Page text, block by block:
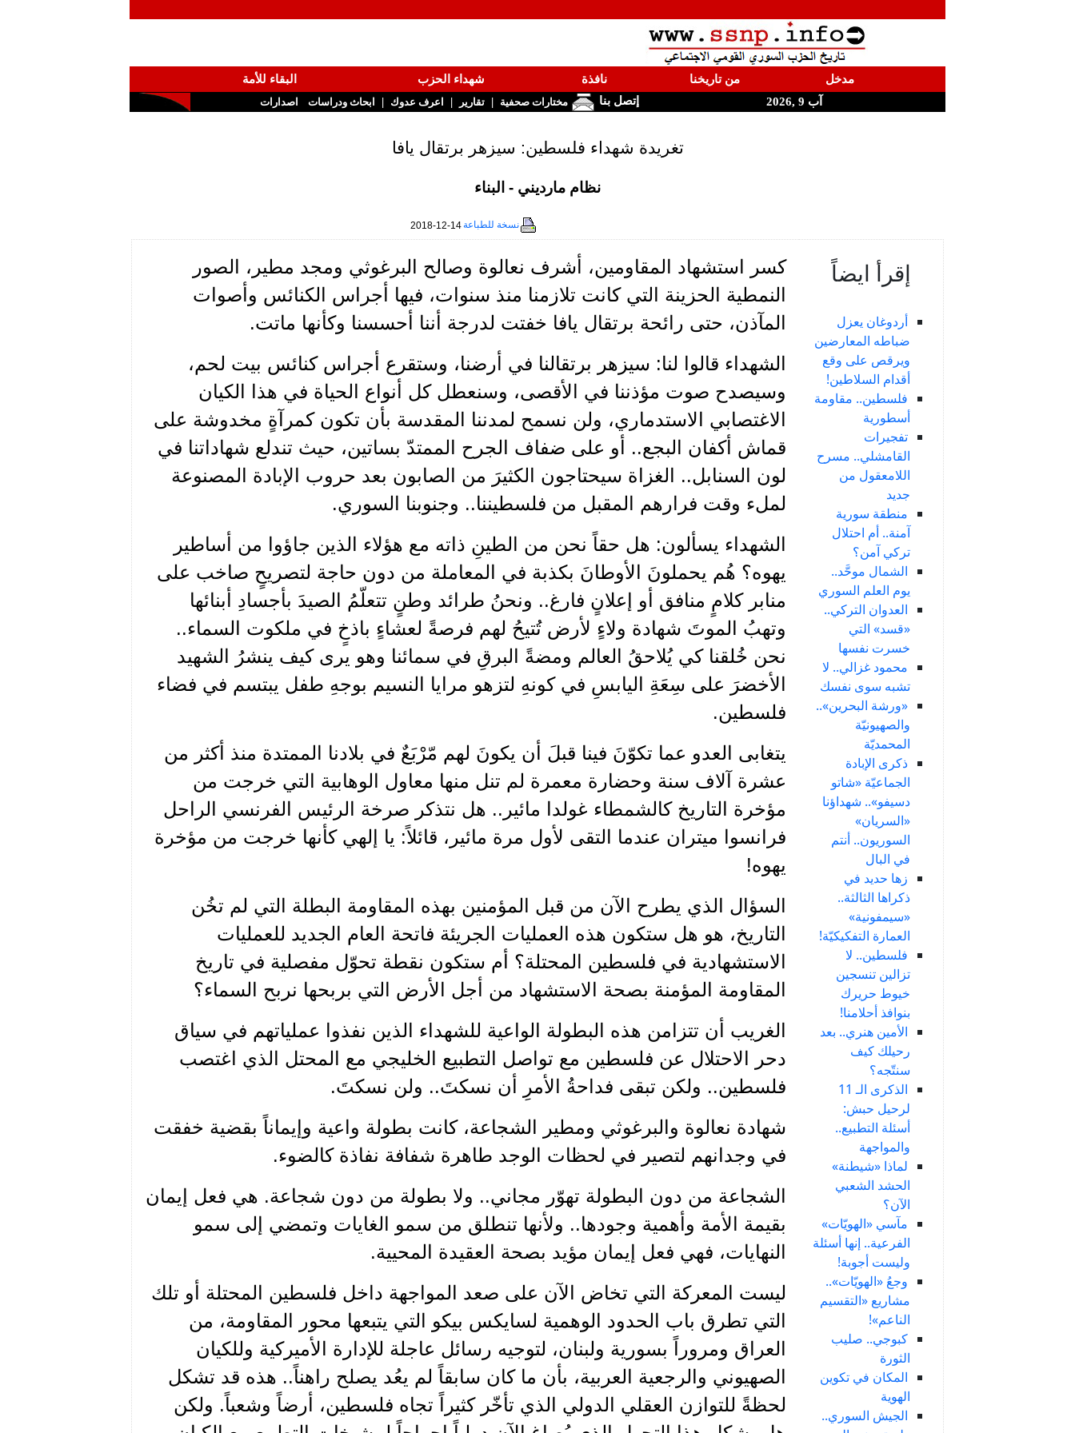
مدخل من تاريخنا نافذة شهداء الحزب
البقاء للأمة
آب 9 ,2026
إتصل بنا مختارات صحفية | تقارير | اعرف عدوك | ابحاث ودراسات اصدارات
تغريدة شهداء فلسطين: سيزهر برتقال يافا
نظام مارديني - البناء
نسخة للطباعة2018-12-14
إقرأ ايضاً
أردوغان يعزل
ضباطه المعارضين
ويرقص على وقع
أقدام السلاطين!
فلسطين.. مقاومة
أسطورية
تفجيرات
القامشلي.. مسرح
اللامعقول من
جديد
منطقة سورية
آمنة.. أم احتلال
تركي آمن؟
الشمال موحَّد..
يوم العلم السوري
العدوان التركي..
«قسد» التي
خسرت نفسها
محمود غزالي.. لا
تشبه سوى نفسك
«ورشة البحرين»..
والصهيونيّة
المحمديّة
ذكرى الإبادة
الجماعيّة «شاتو
دسيفو».. شهداؤنا
«السريان»
السوريون.. أنتم
في البال
زها حديد في
ذكراها الثالثة..
«سيمفونية»
العمارة التفكيكيّة!
فلسطين.. لا
تزالين تنسجين
خيوط حريرك
بنوافذ أحلامنا!
الأمين هنري.. بعد
رحيلك كيف
سنتّجه؟
الذكرى الـ 11
لرحيل حبش:
أسئلة التطبيع..
والمواجهة
لماذا «شيطنة»
الحشد الشعبي
الآن؟
مآسي «الهويّات»
الفرعية.. إنها أسئلة
وليست أجوبة!
وجعُ «الهويّات»..
مشاريع «التقسيم
الناعم»!
كبوجي.. صليب
الثورة
المكان في تكوين
الهوية
الجيش السوري..
كسر استشهاد المقاومين، أشرف نعالوة وصالح البرغوثي ومجد مطير، الصور
النمطية الحزينة التي كانت تلازمنا منذ سنوات، فيها أجراس الكنائس وأصوات
المآذن، حتى رائحة برتقال يافا خفتت لدرجة أننا أحسسنا وكأنها ماتت.
الشهداء قالوا لنا: سيزهر برتقالنا في أرضنا، وستقرع أجراس كنائس بيت لحم،
وسيصدح صوت مؤذننا في الأقصى، وسنعطل كل أنواع الحياة في هذا الكيان
الاغتصابي الاستدماري، ولن نسمح لمدننا المقدسة بأن تكون كمرآةٍ مخدوشة على
قماش أكفان البجع.. أو على ضفاف الجرح الممتدّ بساتين، حيث تندلع شهاداتنا في
لون السنابل.. الغزاة سيحتاجون الكثيرَ من الصابون بعد حروب الإبادة المصنوعة
لملء وقت فرارهم المقبل من فلسطيننا.. وجنوبنا السوري.
الشهداء يسألون: هل حقاً نحن من الطينِ ذاته مع هؤلاء الذين جاؤوا من أساطير
يهوه؟ هُم يحملونَ الأوطانَ بكذبة في المعاملة من دون حاجة لتصريحٍ صاخب على
منابر كلامٍ منافق أو إعلانٍ فارغ.. ونحنُ طرائد وطنٍ تتعلّمُ الصيدَ بأجسادِ أبنائها
وتهبُ الموتَ شهادة ولاءٍ لأرض تُتيحُ لهم فرصةً لعشاءٍ باذخٍ في ملكوت السماء..
نحن خُلقنا كي يُلاحقُ العالم ومضةً البرقِ في سمائنا وهو يرى كيف ينشرُ الشهيد
الأخضرَ على سِعَةِ اليابسِ في كونهِ لتزهو مرايا النسيم بوجهِ طفل يبتسم في فضاء
فلسطين.
يتغابى العدو عما تكوّنَ فينا قبلَ أن يكونَ لهم مّرْبَعٌ في بلادنا الممتدة منذ أكثر من
عشرة آلاف سنة وحضارة معمرة لم تنل منها معاول الوهابية التي خرجت من
مؤخرة التاريخ كالشمطاء غولدا مائير.. هل نتذكر صرخة الرئيس الفرنسي الراحل
فرانسوا ميتران عندما التقى لأول مرة مائير، قائلاً: يا إلهي كأنها خرجت من مؤخرة
يهوه!
السؤال الذي يطرح الآن من قبل المؤمنين بهذه المقاومة البطلة التي لم تخُن
التاريخ، هو هل ستكون هذه العمليات الجريئة فاتحة العام الجديد للعمليات
الاستشهادية في فلسطين المحتلة؟ أم ستكون نقطة تحوّل مفصلية في تاريخ
المقاومة المؤمنة بصحة الاستشهاد من أجل الأرض التي بربحها نربح السماء؟
الغريب أن تتزامن هذه البطولة الواعية للشهداء الذين نفذوا عملياتهم في سياق
دحر الاحتلال عن فلسطين مع تواصل التطبيع الخليجي مع المحتل الذي اغتصب
فلسطين.. ولكن تبقى فداحةُ الأمرِ أن نسكتَ.. ولن نسكتَ.
شهادة نعالوة والبرغوثي ومطير الشجاعة، كانت بطولة واعية وإيماناً بقضية خفقت
في وجدانهم لتصير في لحظات الوجد طاهرة شفافة نفاذة كالضوء.
الشجاعة من دون البطولة تهوّر مجاني.. ولا بطولة من دون شجاعة. هي فعل إيمان
بقيمة الأمة وأهمية وجودها.. ولأنها تنطلق من سمو الغايات وتمضي إلى سمو
النهايات، فهي فعل إيمان مؤيد بصحة العقيدة المحيية.
ليست المعركة التي تخاض الآن على صعد المواجهة داخل فلسطين المحتلة أو تلك
التي تطرق باب الحدود الوهمية لسايكس بيكو التي يتبعها محور المقاومة، من
العراق ومروراً بسورية ولبنان، لتوجيه رسائل عاجلة للإدارة الأميركية وللكيان
الصهيوني والرجعية العربية، بأن ما كان سابقاً لم يعُد يصلح راهناً.. هذه قد تشكل
لحظةً للتوازن العقلي الدولي الذي تأخّر كثيراً تجاه فلسطين، أرضاً وشعباً. ولكن